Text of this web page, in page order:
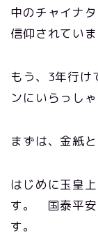
中のチャイナ
信仰されていま
もう、3年行け
ンにいらっし
まずは、金紙
はじめに玉皇
す。 国泰平安
す。